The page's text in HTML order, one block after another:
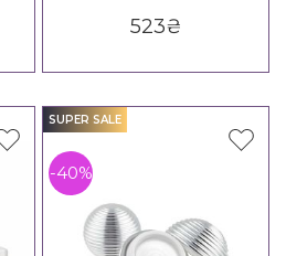
523₴
SUPER SALE
-40%